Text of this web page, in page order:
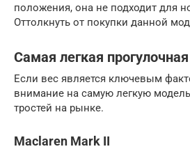
положения, она не подходит для
Оттолкнуть от покупки данной
Самая легкая
Если вес является ключевым
внимание на самую легкую
тростей на рынке.
Maclaren Mark II